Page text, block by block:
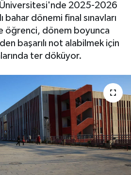
Üniversitesi'nde 2025-2026
bahar dönemi final sınavları
öğrenci, dönem boyunca
başarılı not alabilmek için
ter döküyor.